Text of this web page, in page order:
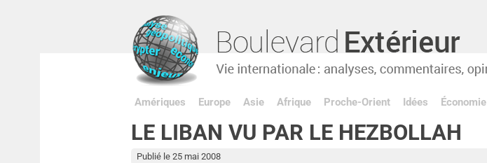
Amériques Europe Asie Afrique Proche-Orient Idées Économie
LE LIBAN VU PAR LE HEZBOLLAH
Publié le 25 mai 2008